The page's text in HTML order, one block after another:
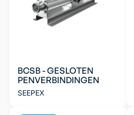
BCSB - GESLOTEN
PENVERBINDINGEN
SEEPEX